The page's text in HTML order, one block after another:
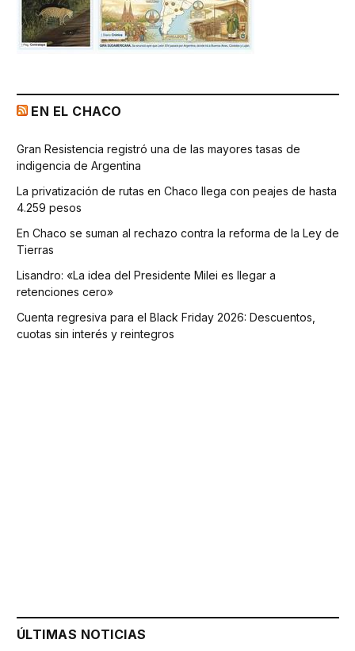
EN EL CHACO
Gran Resistencia registró una de las mayores tasas de
indigencia de Argentina
La privatización de rutas en Chaco llega con peajes de hasta
4.259 pesos
En Chaco se suman al rechazo contra la reforma de la Ley de
Tierras
Lisandro: «La idea del Presidente Milei es llegar a
retenciones cero»
Cuenta regresiva para el Black Friday 2026: Descuentos,
cuotas sin interés y reintegros
ÚLTIMAS NOTICIAS